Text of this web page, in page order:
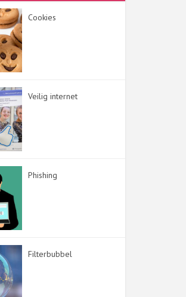
Cookies
Veilig internet
Phishing
Filterbubbel